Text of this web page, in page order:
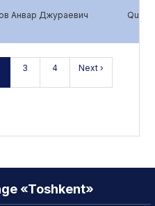
Анвар Джураевич
3 4 Next ›
«Toshkent»